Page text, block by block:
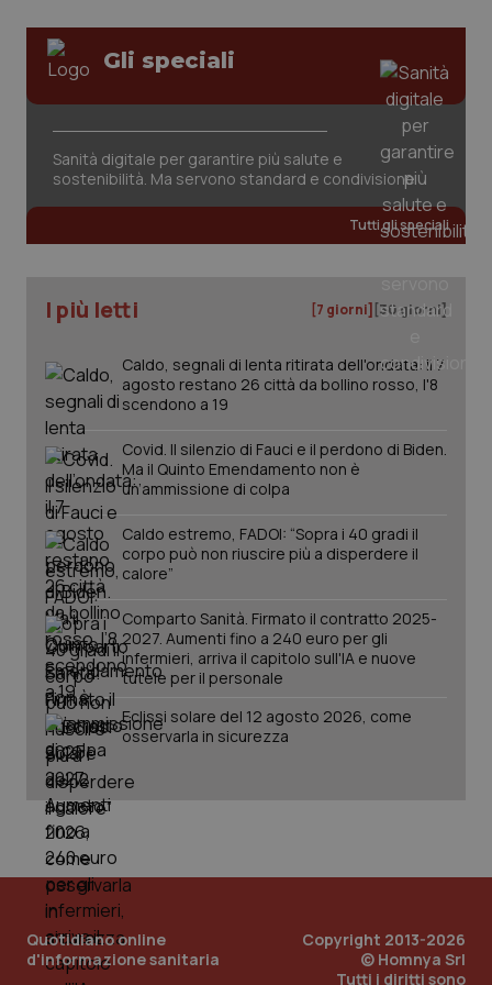
Gli speciali
Sanità digitale per garantire più salute e
sostenibilità. Ma servono standard e condivisione
Tutti gli speciali
I più letti [7 giorni] [30 giorni]
Caldo, segnali di lenta ritirata dell'ondata: il 7
agosto restano 26 città da bollino rosso, l'8
scendono a 19
Covid. Il silenzio di Fauci e il perdono di Biden.
Ma il Quinto Emendamento non è
un’ammissione di colpa
Caldo estremo, FADOI: “Sopra i 40 gradi il
corpo può non riuscire più a disperdere il
calore”
Comparto Sanità. Firmato il contratto 2025-
2027. Aumenti fino a 240 euro per gli
infermieri, arriva il capitolo sull'IA e nuove
tutele per il personale
Eclissi solare del 12 agosto 2026, come
osservarla in sicurezza
Quotidiano online
d'informazione sanitaria
Copyright 2013-2026
© Homnya Srl
Tutti i diritti sono
www.quotidianosanita.it
tracking-sites-ironfish-
session-id
www.quotidianosanita.it
_ga